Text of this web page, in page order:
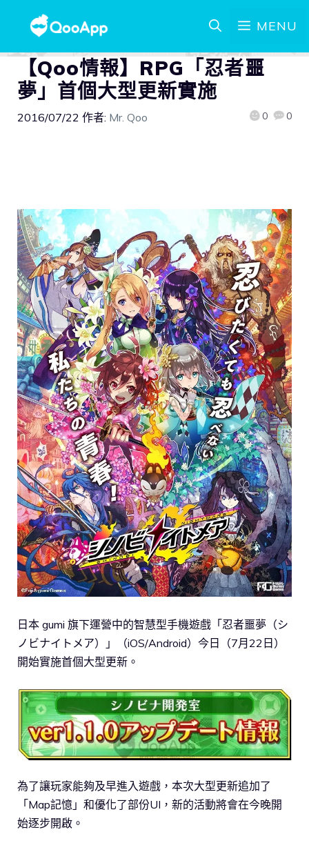
MENU
【Qoo情報】RPG「忍者噩
夢」首個大型更新實施
2016/07/22 作者: Mr. Qoo 0 0
日本 gumi 旗下運營中的智慧型手機遊戲「忍者噩夢（シ
ノビナイトメア）」（iOS/Android）今日（7月22日）
開始實施首個大型更新。
為了讓玩家能夠及早進入遊戲，本次大型更新追加了
「Map記憶」和優化了部份UI，新的活動將會在今晚開
始逐步開啟。